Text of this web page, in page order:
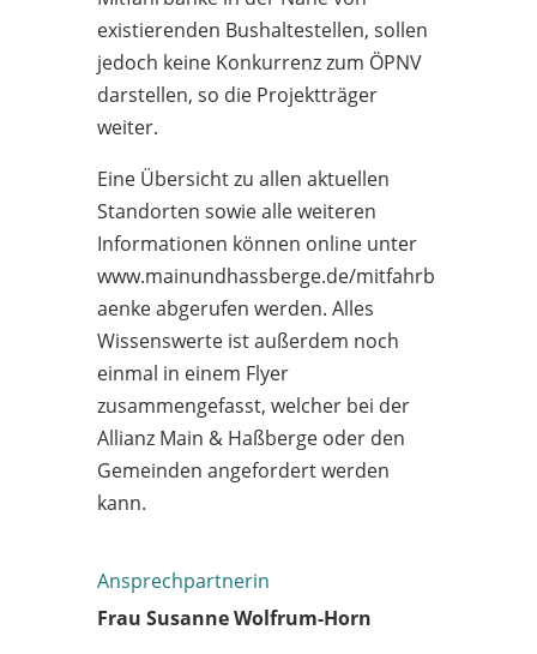
existierenden Bushaltestellen, sollen
jedoch keine Konkurrenz zum ÖPNV
darstellen, so die Projektträger
weiter.
Eine Übersicht zu allen aktuellen
Standorten sowie alle weiteren
Informationen können online unter
www.mainundhassberge.de/mitfahrb
aenke abgerufen werden. Alles
Wissenswerte ist außerdem noch
einmal in einem Flyer
zusammengefasst, welcher bei der
Allianz Main & Haßberge oder den
Gemeinden angefordert werden
kann.
Ansprechpartnerin
Frau Susanne Wolfrum-Horn